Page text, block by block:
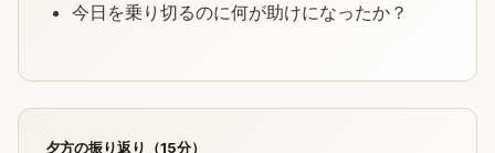
今日を乗り切るのに何が助けになったか？
夕方の振り返り（15分）